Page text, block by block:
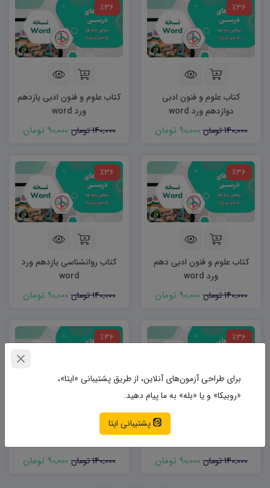
٪36
کتاب علوم و فنون ادبی
دوازدهم ورد word
140,000 تومان
90,000 تومان
٪36
کتاب علوم و فنون ادبی یازدهم
ورد word
140,000 تومان
90,000 تومان
٪36
کتاب علوم و فنون ادبی دهم
ورد word
140,000 تومان
90,000 تومان
٪36
کتاب روانشناسی یازدهم ورد
word
140,000 تومان
90,000 تومان
٪36
کتاب دین و زندگی یازدهم
140,000 تومان
90,000 تومان
٪36
کتاب دین و زندگی دوازدهم
140,000 تومان
90,000 تومان
برای طراحی آزمون‌های آنلاین، از طریق پشتیبانی «ایتا»،
«روبیکا» و یا «بله» به ما پیام دهید.
پشتیبانی ایتا